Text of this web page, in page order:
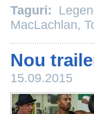
Taguri:
MacLachlan,
Nou
15.09.2015